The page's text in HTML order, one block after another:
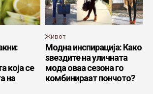
која се
на
Живот
Модна инспирација: Како
ѕвездите на уличната
мода оваа сезона го
комбинираат пончото?